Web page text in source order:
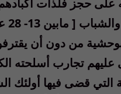
على حجز فلذات
من دون أن
تجارب أسلحته
التي قضى فيها أولئك